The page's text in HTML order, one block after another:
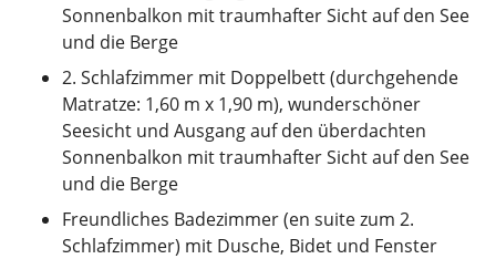
Sonnenbalkon mit traumhafter Sicht auf den See
und die Berge
2. Schlafzimmer mit Doppelbett (durchgehende
Matratze: 1,60 m x 1,90 m), wunderschöner
Seesicht und Ausgang auf den überdachten
Sonnenbalkon mit traumhafter Sicht auf den See
und die Berge
Freundliches Badezimmer (en suite zum 2.
Schlafzimmer) mit Dusche, Bidet und Fenster